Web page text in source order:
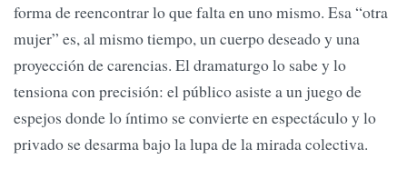
forma de reencontrar lo que falta en uno mismo. Esa “otra
mujer” es, al mismo tiempo, un cuerpo deseado y una
proyección de carencias. El dramaturgo lo sabe y lo
tensiona con precisión: el público asiste a un juego de
espejos donde lo íntimo se convierte en espectáculo y lo
privado se desarma bajo la lupa de la mirada colectiva.